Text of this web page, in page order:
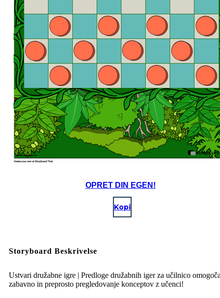
OPRET DIN EGEN!
Kopi
Storyboard Beskrivelse
Ustvari družabne igre | Predloge družabnih iger za učilnico
zabavno in preprosto pregledovanje konceptov z učenci!